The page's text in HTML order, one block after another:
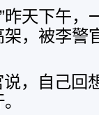
昨天下午，
，被李警
，自己回